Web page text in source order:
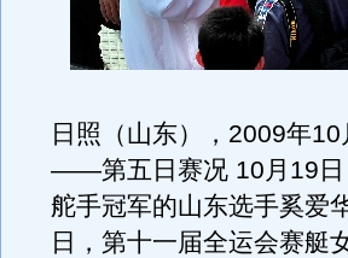
日照（山东），2009年
——第五日赛况 10月19日
舵手冠军的山东选手奚爱
日，第十一届全运会赛艇